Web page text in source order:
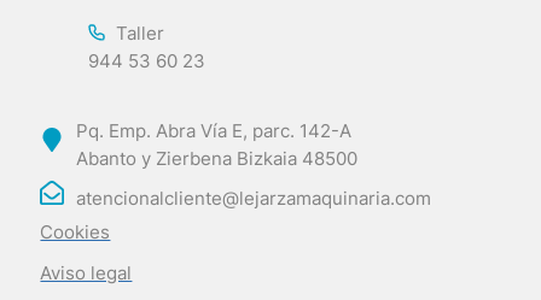
Taller
944 53 60 23
Pq. Emp. Abra Vía E, parc. 142-A
Abanto y Zierbena Bizkaia 48500
atencionalcliente@lejarzamaquinaria.com
Cookies
Aviso legal